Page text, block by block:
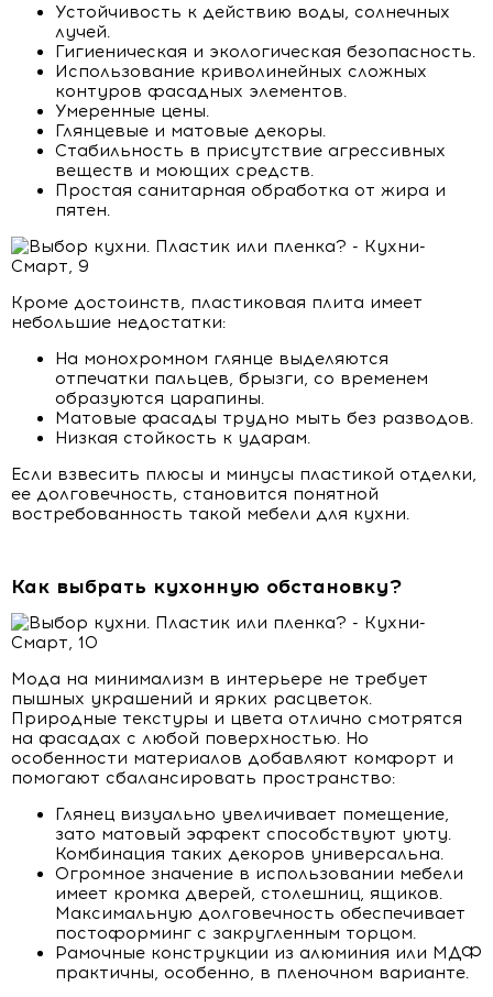
Устойчивость к действию воды, солнечных
лучей.
Гигиеническая и экологическая безопасность.
Использование криволинейных сложных
контуров фасадных элементов.
Умеренные цены.
Глянцевые и матовые декоры.
Стабильность в присутствие агрессивных
веществ и моющих средств.
Простая санитарная обработка от жира и
пятен.
Кроме достоинств, пластиковая плита имеет
небольшие недостатки:
На монохромном глянце выделяются
отпечатки пальцев, брызги, со временем
образуются царапины.
Матовые фасады трудно мыть без разводов.
Низкая стойкость к ударам.
Если взвесить плюсы и минусы пластикой отделки,
ее долговечность, становится понятной
востребованность такой мебели для кухни.
Как выбрать кухонную обстановку?
Мода на минимализм в интерьере не требует
пышных украшений и ярких расцветок.
Природные текстуры и цвета отлично смотрятся
на фасадах с любой поверхностью. Но
особенности материалов добавляют комфорт и
помогают сбалансировать пространство:
Глянец визуально увеличивает помещение,
зато матовый эффект способствуют уюту.
Комбинация таких декоров универсальна.
Огромное значение в использовании мебели
имеет кромка дверей, столешниц, ящиков.
Максимальную долговечность обеспечивает
постоформинг с закругленным торцом.
Рамочные конструкции из алюминия или МДФ
практичны, особенно, в пленочном варианте.